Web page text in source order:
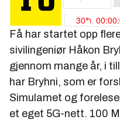
Få har startet opp
sivilingeniør Håkon
gjennom mange år, i
har Bryhni, som er
Simulamet og
et eget 5G-nett. 100